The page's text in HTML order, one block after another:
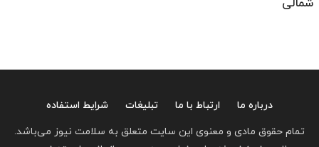
شمالی
درباره ما ارتباط با ما تبلیغات
شرایط استفاده
تمام حقوق مادی و معنوی این سایت متعلق به سلامت نیوز می‌باشد.